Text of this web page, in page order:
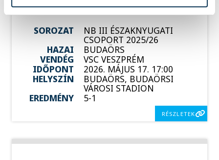
SOROZAT NB III ÉSZAKNYUGATI
CSOPORT 2025/26
HAZAI
BUDAÖRS
VENDÉG
VSC VESZPRÉM
IDŐPONT
2026. MÁJUS 17. 17:00
HELYSZÍN
BUDAÖRS, BUDAÖRSI
VÁROSI STADION
EREDMÉNY
5-1
RÉSZLETEK